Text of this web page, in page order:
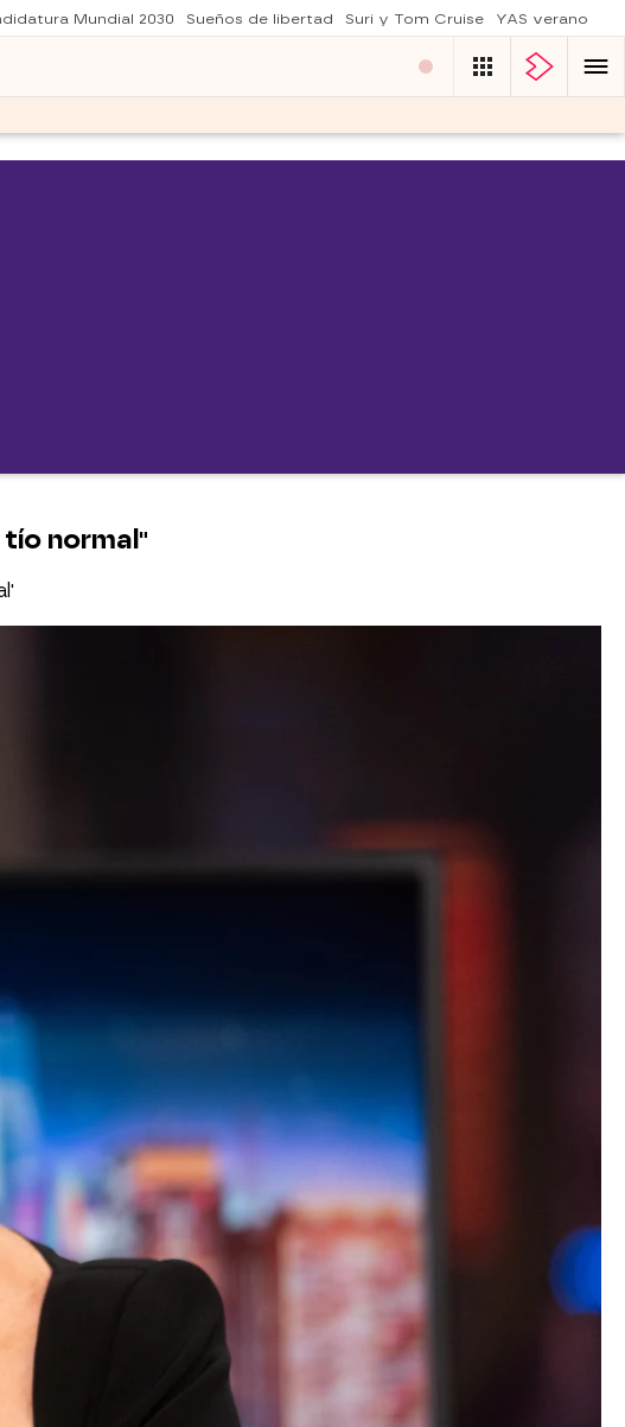
Mundial 2030 Sueños de libertad Suri y Tom Cruise YAS verano
normal"